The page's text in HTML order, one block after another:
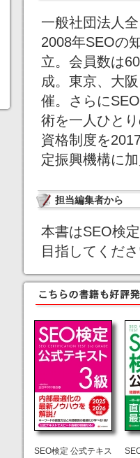
一般社団法人
2008年SEOの
立。会員数は
成。東京、大
催。さらに
術を一人ひと
資格制度を
定振興機構に
担当編集者から
本書はSEO検
目指してくだ
SEO検定 公式テキス